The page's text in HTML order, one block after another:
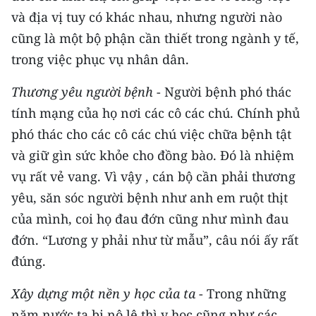
Media Pháp luật
Media Du lịch
Media Thế giới
Media Thể thao
Media Giáo dục
Media Y tế
Media Khoa học - Công nghệ
Media Môi trường
Ảnh
Infographic
và địa vị tuy có khác nhau, nhưng người nào
cũng là một bộ phận cần thiết trong ngành y tế,
trong việc phục vụ nhân dân.
Thương yêu người bệnh - Người bệnh phó thác
tính mạng của họ nơi các cô các chú. Chính phủ
phó thác cho các cô các chú việc chữa bệnh tật
và giữ gìn sức khỏe cho đồng bào. Đó là nhiệm
vụ rất vẻ vang. Vì vậy , cán bộ cần phải thương
yêu, săn sóc người bệnh như anh em ruột thịt
của mình, coi họ đau đớn cũng như mình đau
đớn. “Lương y phải như từ mẫu”, câu nói ấy rất
đúng.
Xây dựng một nền y học của ta - Trong những